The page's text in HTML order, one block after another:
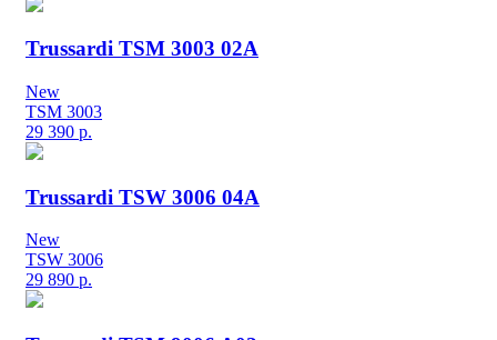
Trussardi TSM 3003 02A
New
TSM 3003
29 390 р.
Trussardi TSW 3006 04A
New
TSW 3006
29 890 р.